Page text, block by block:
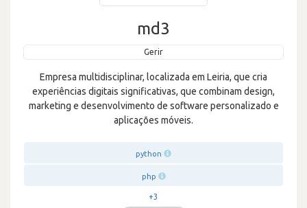
md3
Gerir
Empresa multidisciplinar, localizada em Leiria, que cria
experiências digitais significativas, que combinam design,
marketing e desenvolvimento de software personalizado e
aplicações móveis.
python
php
+3